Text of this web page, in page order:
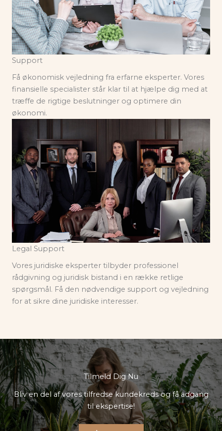
Support
Få økonomisk vejledning fra erfarne eksperter. Vores
finansielle specialister står klar til at hjælpe dig med at
træffe de rigtige beslutninger og optimere din
økonomi.
Legal Support
Vores juridiske eksperter tilbyder professionel
rådgivning og juridisk bistand i en række retlige
spørgsmål. Få den nødvendige support og vejledning
for at sikre dine juridiske interesser.
Tilmeld Dig Nu
Bliv en del af vores tilfredse kundekreds og få adgang
til ekspertise!